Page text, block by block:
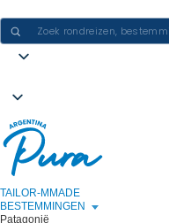
TAILOR-MMADE
BESTEMMINGEN
Patagonië